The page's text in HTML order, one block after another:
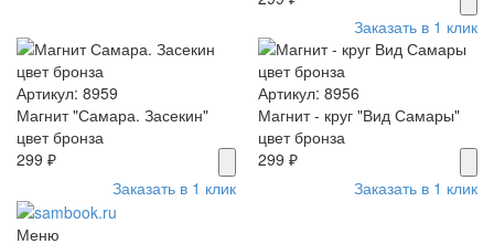
Заказать в 1 клик
Артикул: 8959
Магнит "Самара. Засекин"
цвет бронза
299 ₽
Заказать в 1 клик
Артикул: 8956
Магнит - круг "Вид Самары"
цвет бронза
299 ₽
Заказать в 1 клик
Меню